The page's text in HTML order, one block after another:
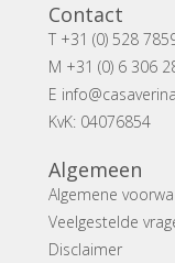
Contact
T +31 (0) 528
M +31 (0) 6 306
E
KvK: 04076854
Algemeen
Algemene
Veelgestelde
Disclaimer